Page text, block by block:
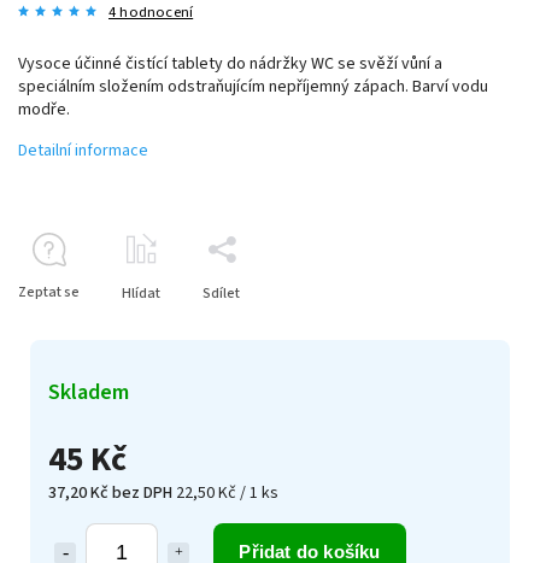
4 hodnocení
45 Kč
37,20 Kč bez DPH 22,50 Kč / 1 ks
Přidat do košíku
Skladem
Vysoce účinné čistící tablety do nádržky WC se svěží vůní a
speciálním složením odstraňujícím nepříjemný zápach. Barví vodu
modře.
Detailní informace
Zeptat se Hlídat Sdílet